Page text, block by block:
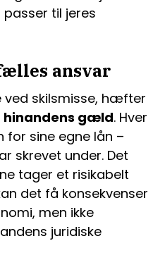
til jeres
ansvar
ved skilsmisse, hæfter
hinandens gæld. Hver
sine egne lån –
skrevet under. Det
tager et risikabelt
det få konsekvenser
men ikke
juridiske